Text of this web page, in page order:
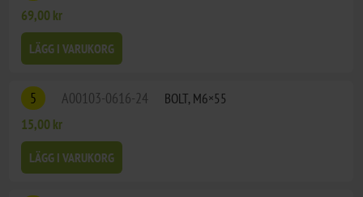
69,00 kr
LÄGG I VARUKORG
5 A00103-0616-24
BOLT, M6×55
15,00 kr
LÄGG I VARUKORG